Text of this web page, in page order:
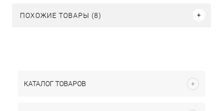
ПОХОЖИЕ ТОВАРЫ (8)
КАТАЛОГ ТОВАРОВ